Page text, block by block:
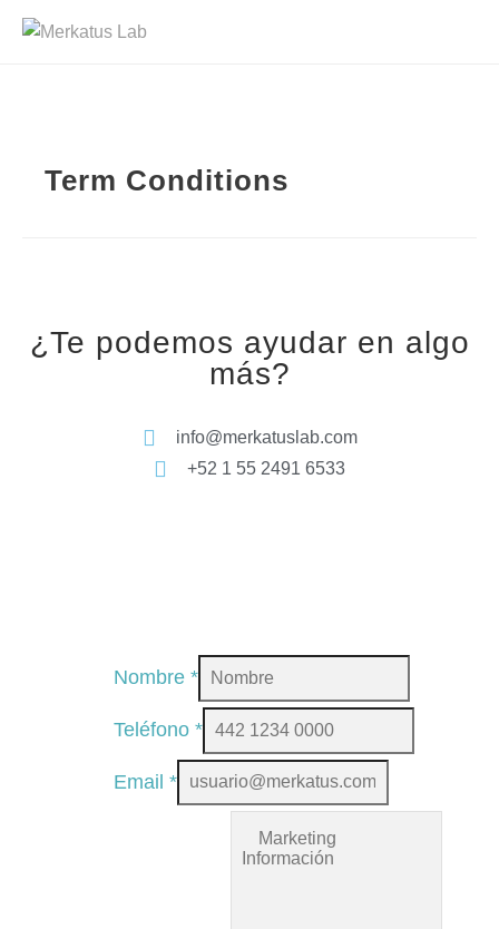
Term Conditions
¿Te podemos ayudar en algo
más?
info@merkatuslab.com
+52 1 55 2491 6533
Nombre *
Teléfono *
Email *